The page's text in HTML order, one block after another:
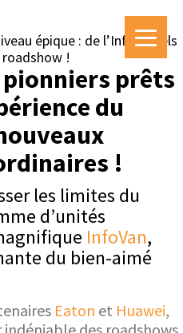
épique : de l’InfoWheels
!
pionniers prêts
du
!
les limites du
d’unités
InfoVan,
du bien-aimé
Eaton et Huawei,